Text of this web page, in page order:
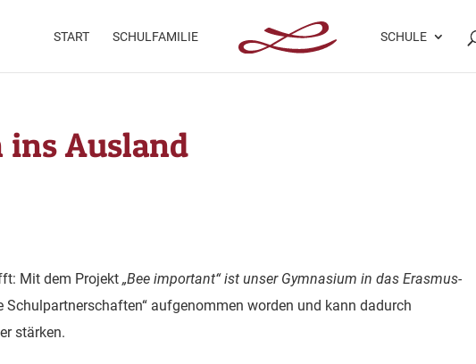
START SCHULFAMILIE SCHULE
ins Ausland
Mit dem Projekt„Bee important“ ist unser Gymnasium in das Erasmus-
Schulpartnerschaften“ aufgenommen worden und kann dadurch
stärken.